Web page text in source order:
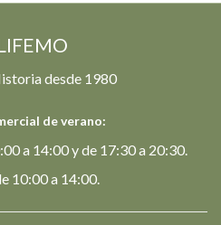
desde 1980
de verano:
a 14:00 y de 17:30 a 20:30.
10:00 a 14:00.